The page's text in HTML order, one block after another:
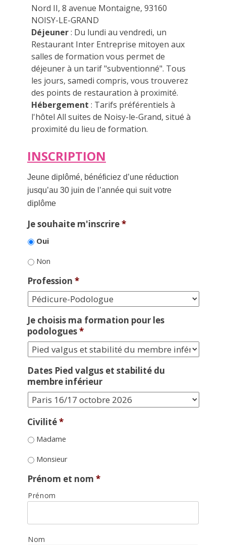
Nord II, 8 avenue Montaigne, 93160
NOISY-LE-GRAND
Déjeuner: Du lundi au vendredi, un
Restaurant Inter Entreprise mitoyen aux
salles de formation vous permet de
déjeuner à un tarif "subventionné". Tous
les jours, samedi compris, vous trouverez
des points de restauration à proximité.
Hébergement : Tarifs préférentiels à
l'hôtel All suites de Noisy-le-Grand, situé à
proximité du lieu de formation.
INSCRIPTION
Jeune diplômé, bénéficiez d’une réduction
jusqu’au 30 juin de l’année qui suit votre
diplôme
Je souhaite m'inscrire*
Oui
Non
Profession *
Je choisis ma formation pour les
podologues*
Dates Pied valgus et stabilité du
membre inférieur
Civilité*
Madame
Monsieur
Prénom et nom *
Prénom
Nom